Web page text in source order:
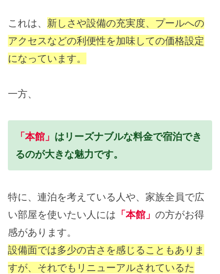
これは、 新しさや設備の充実度、プールへの
アクセスなどの利便性を加味しての価格設定
になっています。
一方、
「本館」 はリーズナブルな料金で宿泊でき
るのが大きな魅力です。
特に、連泊を考えている人や、家族全員で広
い部屋を使いたい人には 「本館」 の方がお得
感があります。
設備面では多少の古さを感じることもありま
すが、それでもリニューアルされているた